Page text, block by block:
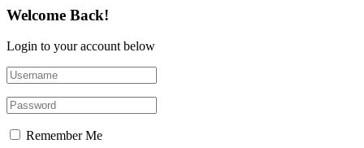
Welcome Back!
Login to your account below
Remember Me